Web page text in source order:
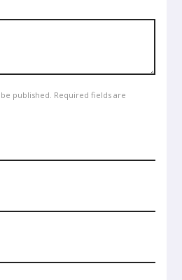
published. Required fields are